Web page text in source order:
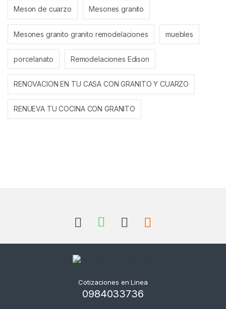
Meson de cuarzo Mesones granito
Mesones granito granito remodelaciones muebles
porcelanato Remodelaciones Edison
RENOVACION EN TU CASA CON GRANITO Y CUARZO
RENUEVA TU COCINA CON GRANITO
Cotizaciones en Linea
0984033736